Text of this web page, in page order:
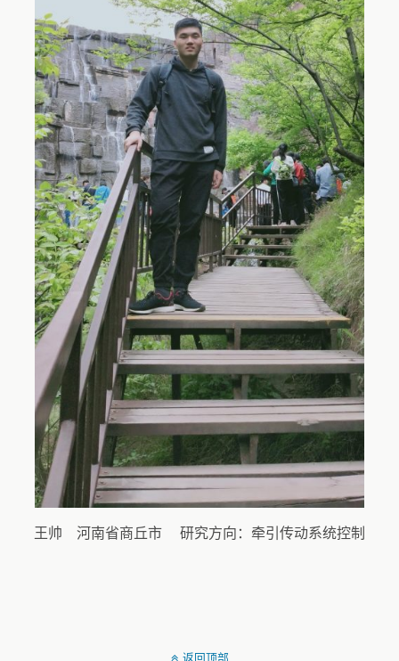
王帅 河南省商丘市 研究方向：牵引传动系统控制
返回顶部